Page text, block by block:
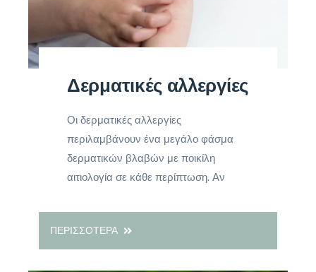
Δερματικές αλλεργίες
Οι δερματικές αλλεργίες
περιλαμβάνουν ένα μεγάλο φάσμα
δερματικών βλαβών με ποικίλη
αιτιολογία σε κάθε περίπτωση. Αν
ΠΕΡΙΣΣΟΤΕΡΑ